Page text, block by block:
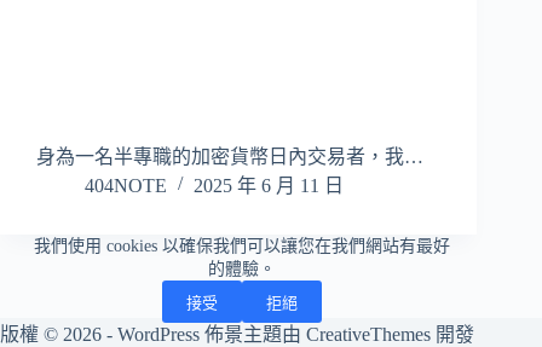
我們使用 cookies 以確保我們可以讓您在我們網站有最好
的體驗。
接受 拒絕
身為一名半專職的加密貨幣日內交易者，我…
404NOTE
2025 年 6 月 11 日
版權 © 2026 - WordPress 佈景主題由 CreativeThemes 開發